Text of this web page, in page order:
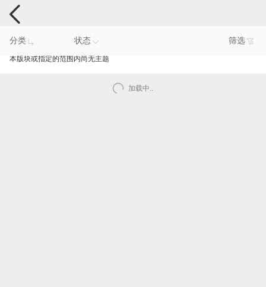
智能产品反馈
分类 状态 筛选
本版块或指定的范围内尚无主题
加载中..